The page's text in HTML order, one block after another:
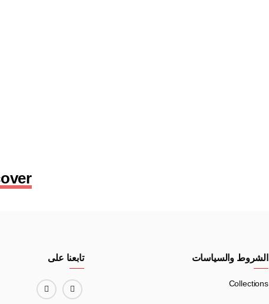
الشروط والسياسات
Collections
تابعنا على